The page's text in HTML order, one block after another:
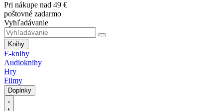
Pri nákupe nad 49 €
poštovné zadarmo
Vyhľadávanie
Knihy
E-knihy
Audioknihy
Hry
Filmy
Doplnky